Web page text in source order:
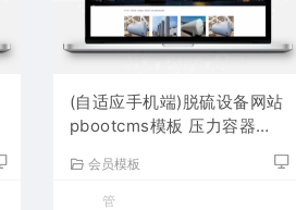
(自适应手机端)脱硫设备网站
pbootcms模板 压力容器网
会员模板
管